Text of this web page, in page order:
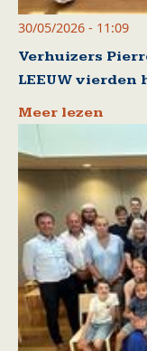
30/05/2026 - 11:09
Verhuizers
LEEUW
Meer lezen